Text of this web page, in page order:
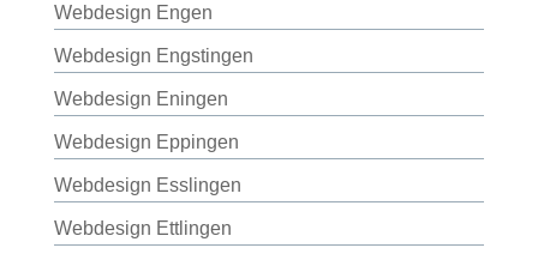
Webdesign Engen
Webdesign Engstingen
Webdesign Eningen
Webdesign Eppingen
Webdesign Esslingen
Webdesign Ettlingen